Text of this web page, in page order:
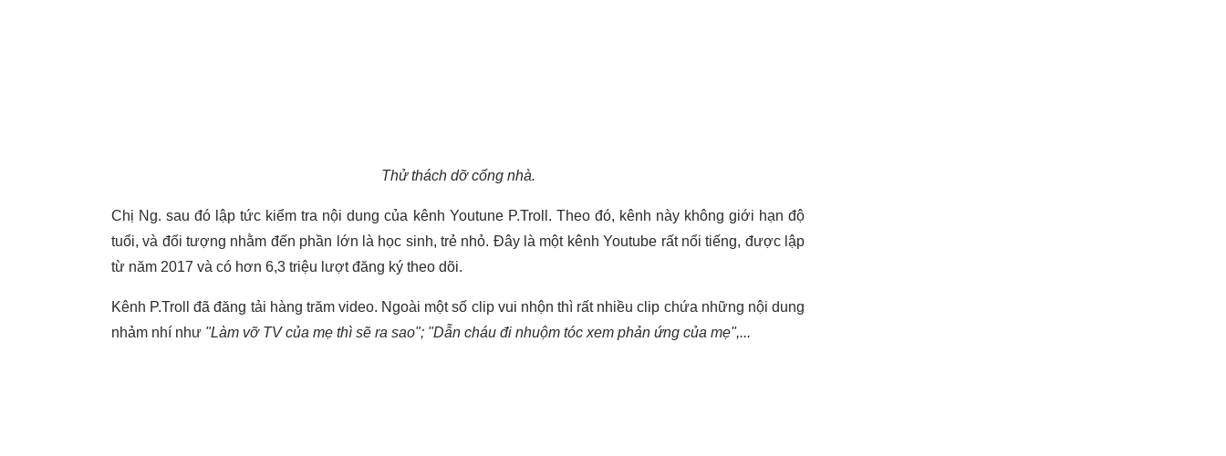
Thử thách dỡ cổng nhà.
Chị Ng. sau đó lập tức kiểm tra nội dung của kênh Youtune P.Troll. Theo đó, kênh này không giới hạn độ
tuổi, và đối tượng nhằm đến phần lớn là học sinh, trẻ nhỏ. Đây là một kênh Youtube rất nổi tiếng, được lập
từ năm 2017 và có hơn 6,3 triệu lượt đăng ký theo dõi.
Kênh P.Troll đã đăng tải hàng trăm video. Ngoài một số clip vui nhộn thì rất nhiều clip chứa những nội dung
nhảm nhí như "Làm vỡ TV của mẹ thì sẽ ra sao"; "Dẫn cháu đi nhuộm tóc xem phản ứng của mẹ",...